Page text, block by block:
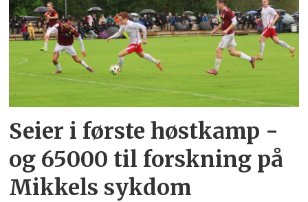
Seier i første høstkamp -
og 65000 til forskning på
Mikkels sykdom